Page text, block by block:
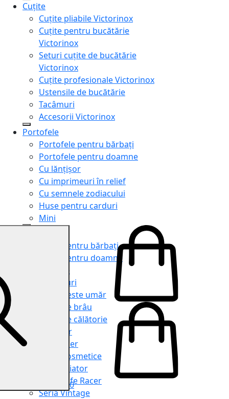
Cuțite
Cuțite pliabile Victorinox
Cuțite pentru bucătărie
Victorinox
Seturi cuțite de bucătărie
Victorinox
Cuțite profesionale Victorinox
Ustensile de bucătărie
Tacâmuri
Accesorii Victorinox
Portofele
Portofele pentru bărbați
Portofele pentru doamne
Cu lănțișor
Cu imprimeuri în relief
Cu semnele zodiacului
Huse pentru carduri
Mini
Genți pentru bărbați
Genți pentru doamne
Serviete
Rucsacuri
Genți peste umăr
Genți de brâu
Genți de călătorie
Shopper
Organiser
Truse cosmetice
Seria Aviator
Seria Cafe Racer
Seria Vintage
0